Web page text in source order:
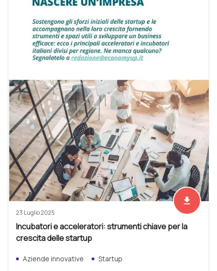
Scarica
file_download
23 Luglio 2025
Incubatori e acceleratori: strumenti chiave per la
crescita delle startup
Aziende innovative Startup